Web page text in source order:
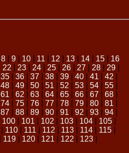
8| 9| 10| 11 12 13| 14| 15| 16
22 23| 24| 25| 26| 27| 28| 29|
35| 36| 37| 38| 39| 40| 41 42
48| 49| 50| 51 52 53| 54| 55|
61 62 63| 64| 65| 66| 67| 68|
74| 75| 76| 77| 78| 79| 80| 81
87| 88| 89| 90| 91 92 93| 94|
100| 101 102 103| 104| 105|
110 111 112 113 114 115
119| 120| 121 122 123|